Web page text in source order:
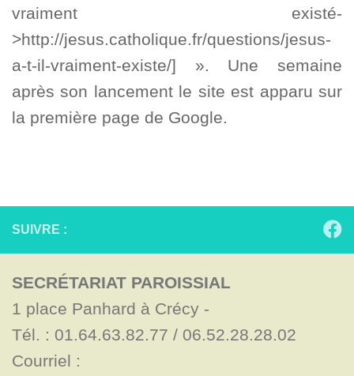
vraiment existé-
>http://jesus.catholique.fr/questions/jesus-
a-t-il-vraiment-existe/] ». Une semaine
après son lancement le site est apparu sur
la première page de Google.
SUIVRE :
SECRÉTARIAT PAROISSIAL
1 place Panhard à Crécy -
Tél. : 01.64.63.82.77 / 06.52.28.28.02
Courriel :